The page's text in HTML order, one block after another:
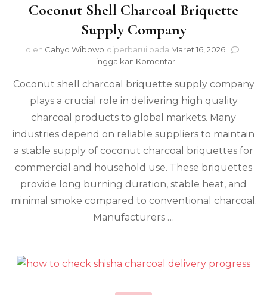
Coconut Shell Charcoal Briquette
Supply Company
oleh Cahyo Wibowo diperbarui pada Maret 16, 2026
Tinggalkan Komentarpada
Shell
Charcoal
Briquette
Supply
Company
Coconut shell charcoal briquette supply company
plays a crucial role in delivering high quality
charcoal products to global markets. Many
industries depend on reliable suppliers to maintain
a stable supply of coconut charcoal briquettes for
commercial and household use. These briquettes
provide long burning duration, stable heat, and
minimal smoke compared to conventional charcoal.
Manufacturers …